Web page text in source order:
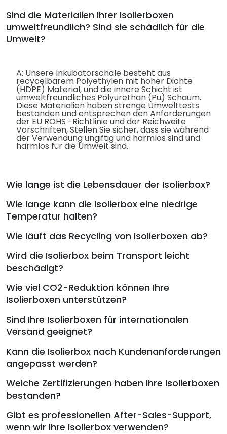
Sind die Materialien Ihrer Isolierboxen
umweltfreundlich? Sind sie schädlich für die
Umwelt?
A: Unsere Inkubatorschale besteht aus
recycelbarem Polyethylen mit hoher Dichte
(HDPE) Material, und die innere Schicht ist
umweltfreundliches Polyurethan (Pu) Schaum.
Diese Materialien haben strenge Umwelttests
bestanden und entsprechen den Anforderungen
der EU ROHS -Richtlinie und der Reichweite
Vorschriften, Stellen Sie sicher, dass sie während
der Verwendung ungiftig und harmlos sind und
harmlos für die Umwelt sind.
Wie lange ist die Lebensdauer der Isolierbox?
Wie lange kann die Isolierbox eine niedrige
Temperatur halten?
Wie läuft das Recycling von Isolierboxen ab?
Wird die Isolierbox beim Transport leicht
beschädigt?
Wie viel CO2-Reduktion können Ihre
Isolierboxen unterstützen?
Sind Ihre Isolierboxen für internationalen
Versand geeignet?
Kann die Isolierbox nach Kundenanforderungen
angepasst werden?
Welche Zertifizierungen haben Ihre Isolierboxen
bestanden?
Gibt es professionellen After-Sales-Support,
wenn wir Ihre Isolierbox verwenden?